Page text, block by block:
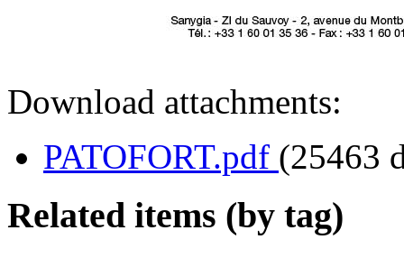
Download attachments:
PATOFORT.pdf (25463
Related items (by tag)